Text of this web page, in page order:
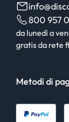
800 957
da lunedì a
gratis da rete
Metodi di